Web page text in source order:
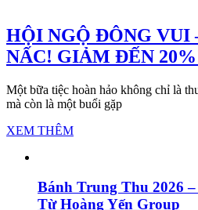
HỘI NGỘ ĐÔNG VUI
NẤC! GIẢM ĐẾN
Một bữa tiệc hoàn hảo không chỉ là
mà còn là một buổi gặp
XEM THÊM
Bánh Trung Thu 2026
Từ Hoàng Yến Group